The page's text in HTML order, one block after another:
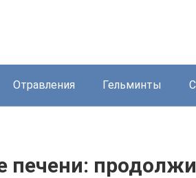
Отравления Гельминты
печени: